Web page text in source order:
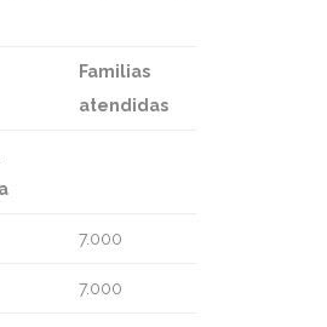
Familias
atendidas
7.000
7.000